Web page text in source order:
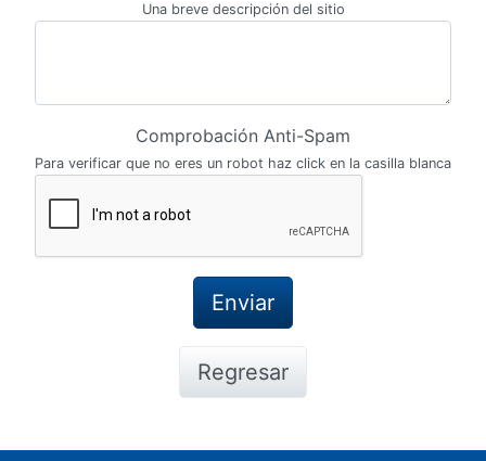
Una breve descripción del sitio
Comprobación Anti-Spam
Para verificar que no eres un robot haz click en la casilla blanca
Regresar